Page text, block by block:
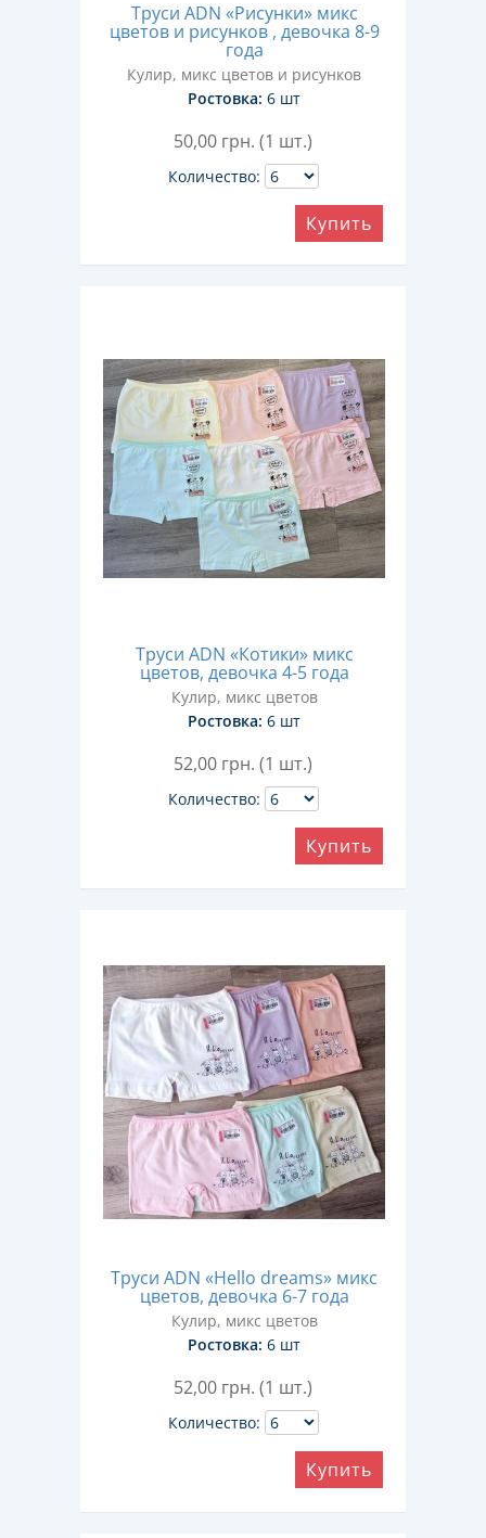
Труси ADN «Рисунки» микс
цветов и рисунков , девочка 8-9
года
Кулир, микс цветов и рисунков
Ростовка: 6 шт
50,00 грн. (1 шт.)
Количество:
Купить
Труси ADN «Котики» микс
цветов, девочка 4-5 года
Кулир, микс цветов
Ростовка: 6 шт
52,00 грн. (1 шт.)
Количество:
Купить
Труси ADN «Hello dreams» микс
цветов, девочка 6-7 года
Кулир, микс цветов
Ростовка: 6 шт
52,00 грн. (1 шт.)
Количество:
Купить